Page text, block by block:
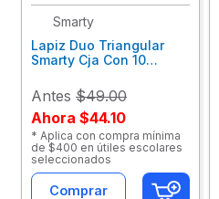
Smarty
Lapiz Duo Triangular
Smarty Cja Con 10
Antes $49.00
Ahora $44.10
* Aplica con compra mínima
de $400 en útiles escolares
seleccionados
Comprar